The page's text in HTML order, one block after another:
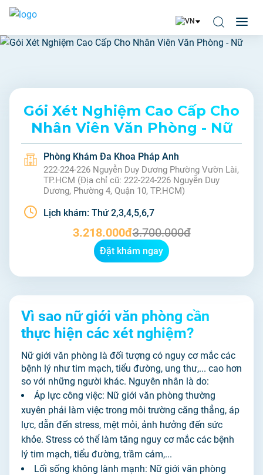
Gói Xét Nghiệm Cao Cấp Cho
Nhân Viên Văn Phòng - Nữ
Phòng Khám Đa Khoa Pháp Anh
222-224-226 Nguyễn Duy Dương Phường Vườn Lài,
TP.HCM (Địa chỉ cũ: 222-224-226 Nguyễn Duy
Dương, Phường 4, Quận 10, TP.HCM)
Lịch khám: Thứ 2,3,4,5,6,7
3.218.000đ3.700.000đ
Đặt khám ngay
Vì sao nữ giới văn phòng cần
thực hiện các xét nghiệm?
Nữ giới văn phòng là đối tượng có nguy cơ mắc các
bệnh lý như tim mạch, tiểu đường, ung thư,... cao hơn
so với những người khác. Nguyên nhân là do:
Áp lực công việc: Nữ giới văn phòng thường
xuyên phải làm việc trong môi trường căng thẳng, áp
lực, dẫn đến stress, mệt mỏi, ảnh hưởng đến sức
khỏe. Stress có thể làm tăng nguy cơ mắc các bệnh
lý tim mạch, tiểu đường, trầm cảm,...
Lối sống không lành mạnh: Nữ giới văn phòng